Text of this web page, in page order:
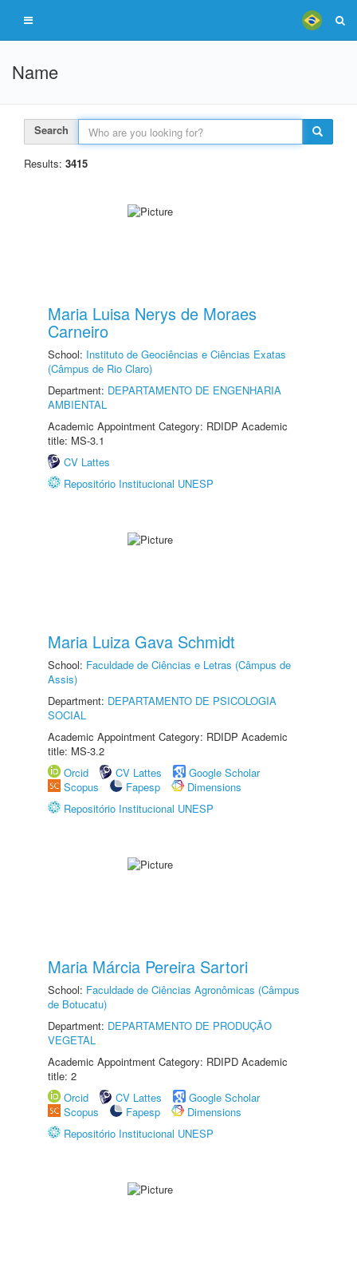
Name
Search
Results: 3415
Maria Luisa Nerys de Moraes
Carneiro
School: Instituto de Geociências e Ciências Exatas
(Câmpus de Rio Claro)
Department: DEPARTAMENTO DE ENGENHARIA
AMBIENTAL
Academic Appointment Category: RDIDP Academic
title: MS-3.1
CV Lattes
Repositório Institucional UNESP
Maria Luiza Gava Schmidt
School: Faculdade de Ciências e Letras (Câmpus de
Assis)
Department: DEPARTAMENTO DE PSICOLOGIA
SOCIAL
Academic Appointment Category: RDIDP Academic
title: MS-3.2
Orcid
CV Lattes
Google Scholar
Scopus
Fapesp
Dimensions
Repositório Institucional UNESP
Maria Márcia Pereira Sartori
School: Faculdade de Ciências Agronômicas (Câmpus
de Botucatu)
Department: DEPARTAMENTO DE PRODUÇÃO
VEGETAL
Academic Appointment Category: RDIPD Academic
title: 2
Orcid
CV Lattes
Google Scholar
Scopus
Fapesp
Dimensions
Repositório Institucional UNESP